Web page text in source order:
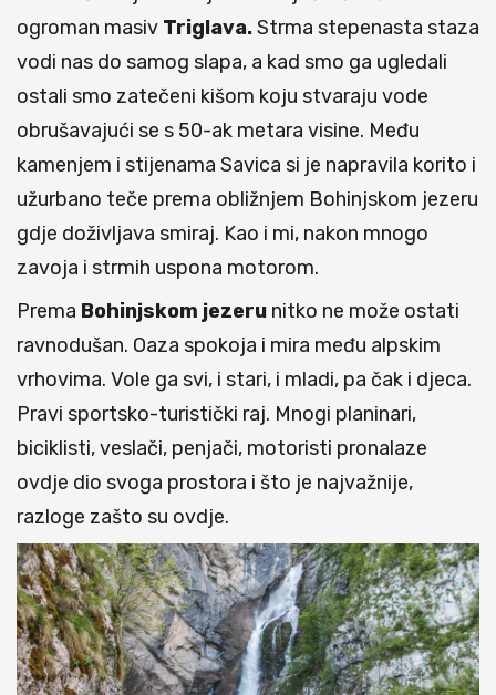
ogroman masiv Triglava.Strma stepenasta staza
vodi nas do samog slapa, a kad smo ga ugledali
ostali smo zatečeni kišom koju stvaraju vode
obrušavajući se s 50-ak metara visine. Među
kamenjem i stijenama Savica si je napravila korito i
užurbano teče prema obližnjem Bohinjskom jezeru
gdje doživljava smiraj. Kao i mi, nakon mnogo
zavoja i strmih uspona motorom.
Prema Bohinjskom jezeru nitko ne može ostati
ravnodušan. Oaza spokoja i mira među alpskim
vrhovima. Vole ga svi, i stari, i mladi, pa čak i djeca.
Pravi sportsko-turistički raj. Mnogi planinari,
biciklisti, veslači, penjači, motoristi pronalaze
ovdje dio svoga prostora i što je najvažnije,
razloge zašto su ovdje.